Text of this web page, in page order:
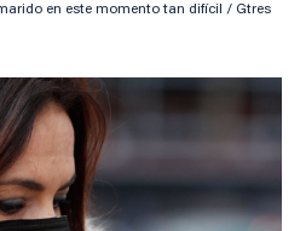
en este momento tan difícil / Gtres